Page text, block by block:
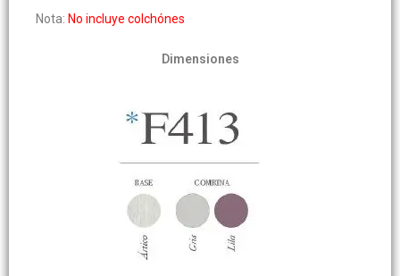
Nota: No incluye colchónes
Dimensiones